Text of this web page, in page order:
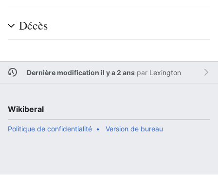
Décès
Dernière modification il y a 2 anspar Lexington
Wikiberal
Politique de confidentialité Version de bureau